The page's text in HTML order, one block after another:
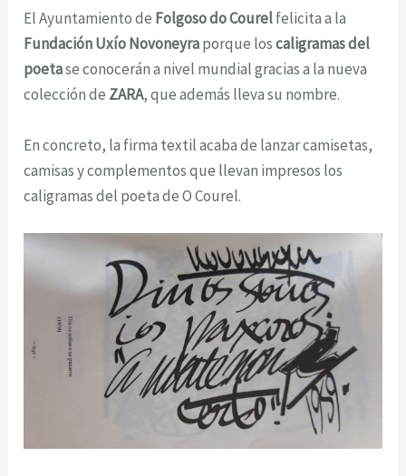
El Ayuntamiento de Folgoso do Courelfelicita a la
Fundación Uxío Novoneyraporque loscaligramas del
poetase conocerán a nivel mundial gracias a la nueva
colección de ZARA, que además lleva su nombre.
En concreto, la firma textil acaba de lanzar camisetas,
camisas y complementos que llevan impresos los
caligramas del poeta de O Courel.